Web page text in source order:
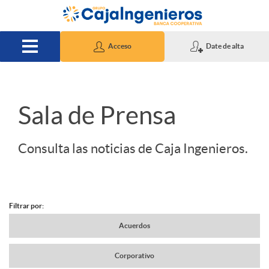
Saltar al contenido principal
Acceso Date de alta
S
Sala de Prensa
Consulta las noticias de Caja Ingenieros.
N
Filtrar por:
Acuerdos
Corporativo